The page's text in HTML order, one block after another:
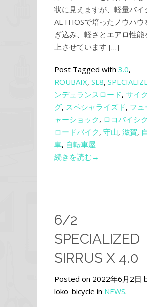
状に見えますが、軽量バイ
AETHOSで培ったノウハウ
ぎ込み、軽さとエアロ性能
上させています […]
Post Tagged with 3.0,
ROUBAIX, SL8,
ンデュランスロード, サイ
グ, スペシャライズド, フュ
ャーショック, ロコバイシ
ロードバイク, 守山, 滋賀,
車, 自転車屋
続きを読む→
6/2
SPECIALIZED
SIRRUS X 4.0
Posted on 2022年6月2日
loko_bicycle in NEWS.